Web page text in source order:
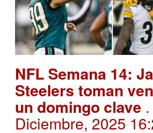
NFL Semana 14:
Steelers toman
un domingo clave
Diciembre, 2025